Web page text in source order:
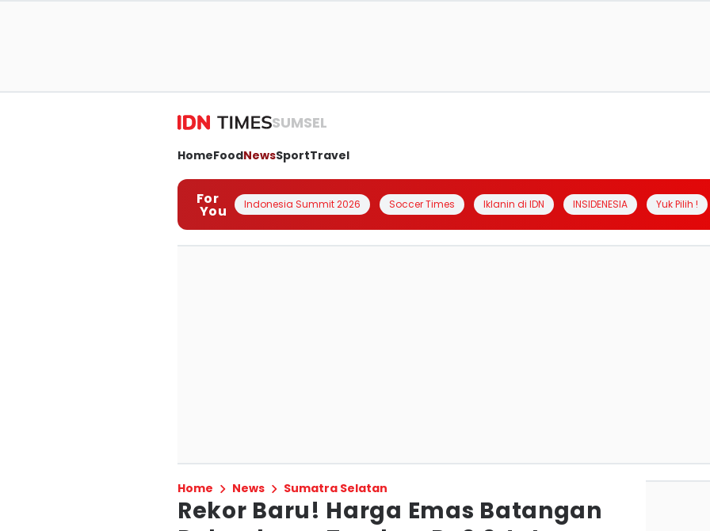
SUMSEL
HomeFoodNewsSportTravel
For
You Indonesia Summit 2026 Soccer Times Iklanin di IDN INSIDENESIA Yuk Pilih !
Home News Sumatra Selatan
Rekor Baru! Harga Emas Batangan